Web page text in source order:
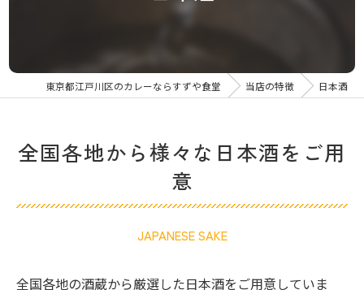
東京都江戸川区のカレーならすずや食堂 当店の特徴 日本酒
全国各地から様々な日本酒をご用
意
JAPANESE SAKE
全国各地の酒蔵から厳選した日本酒をご用意していま